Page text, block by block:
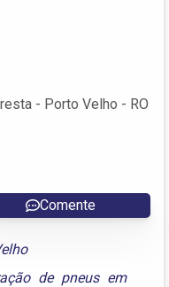
- Porto Velho - RO
Comente
de pneus em